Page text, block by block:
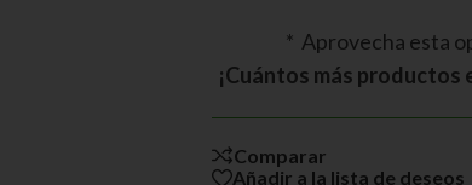
* Aprovecha esta
¡Cuántos más productos
Comparar
Añadir a la lista de deseos